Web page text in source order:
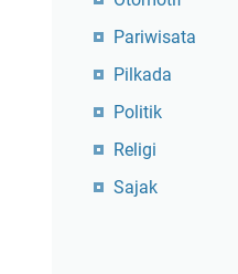
Pariwisata
Pilkada
Politik
Religi
Sajak